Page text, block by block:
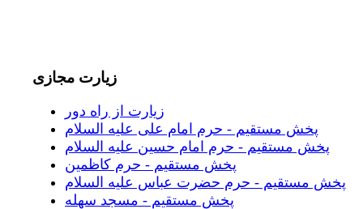
زیارت مجازی
زیارت از راه دور
پخش مستقیم - حرم امام علی علیه السلام
پخش مستقیم - حرم امام حسین علیه السلام
پخش مستقیم - حرم کاظمین
پخش مستقیم - حرم حضرت عباس علیه السلام
پخش مستقیم - مسجد سهله